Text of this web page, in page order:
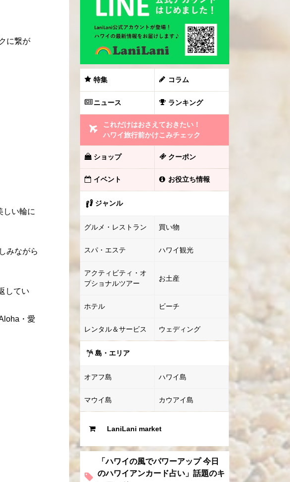
に繋が
しい輪に
みながら
してい
・愛
特集 コラム
ニュース ランキング
これだけはおさえておきたい！
ハワイ旅行前かけこみチェック
ショップ クーポン
イベント お役立ち情報
ジャンル
グルメ・レストラン 買い物
スパ・エステ ハワイ観光
アクティビティ・オ
プショナルツアー
お土産
ホテル ビーチ
レンタル＆サービス ウェディング
島・エリア
オアフ島 ハワイ島
マウイ島 カウアイ島
LaniLani market
「ハワイの風でパワーアップ 今日
のハワイアンカード占い」話題のキ